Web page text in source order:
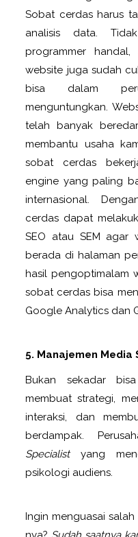
Sobat cerdas harus
analisis data.
programmer
website juga sudah
bisa dalam
menguntungkan.
telah banyak
membantu usaha
sobat cerdas
engine yang paling
internasional.
cerdas dapat
SEO atau SEM agar
berada di halaman
hasil pengoptimalam
sobat cerdas bisa
Google Analytics dan
5. Manajemen Media
Bukan sekadar
membuat strategi,
interaksi, dan
berdampak.
Specialistyang
psikologi audiens.
Ingin menguasai